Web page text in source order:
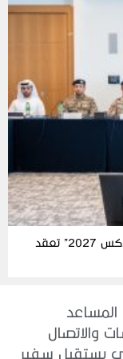
اللجنة العليا المنظمة لمعرضي “آيدكس ونافدكس 2027” تعقد
المساعد
والاتصال
يستقبل سفير